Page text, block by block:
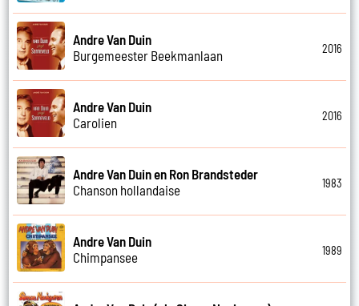
Andre Van Duin
Burgemeester Beekmanlaan
2016
Andre Van Duin
Carolien
2016
Andre Van Duin en Ron Brandsteder
Chanson hollandaise
1983
Andre Van Duin
Chimpansee
1989